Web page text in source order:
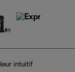
intuitif